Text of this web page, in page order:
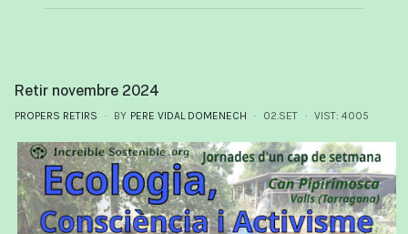
Retir novembre 2024
PROPERS RETIRS BY PERE VIDAL DOMENECH 02.SET VIST: 4005